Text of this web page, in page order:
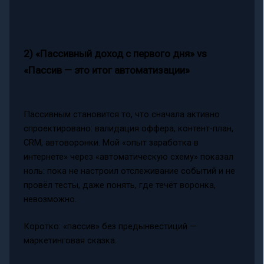
2) «Пассивный доход с первого дня» vs
«Пассив — это итог автоматизации»
Пассивным становится то, что сначала активно
спроектировано: валидация оффера, контент-план,
CRM, автоворонки. Мой «опыт заработка в
интернете» через «автоматическую схему» показал
ноль: пока не настроил отслеживание событий и не
провёл тесты, даже понять, где течёт воронка,
невозможно.
Коротко: «пассив» без предынвестиций —
маркетинговая сказка.